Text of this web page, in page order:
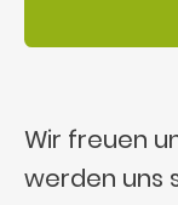
Wir freuen
werden uns